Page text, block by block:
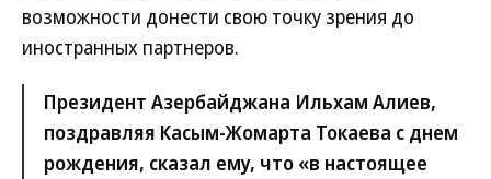
возможности донести свою точку зрения до
иностранных партнеров.
Президент Азербайджана Ильхам Алиев,
поздравляя Касым-Жомарта Токаева с днем
рождения, сказал ему, что «в настоящее